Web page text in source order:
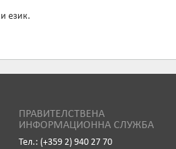
език.
ПРАВИТЕЛСТВЕНА
ИНФОРМАЦИОННА СЛУЖБА
Тел.: (+359 2) 940 27 70